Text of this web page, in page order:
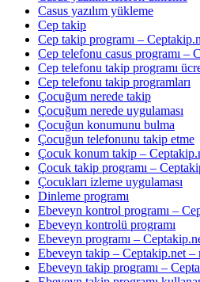
Casus yazılım yükleme
Cep takip
Cep takip programı –
Cep telefonu casus programı –
Cep telefonu takip programı
Cep telefonu takip programları
Çocuğum nerede takip
Çocuğum nerede uygulaması
Çocuğun konumunu bulma
Çocuğun telefonunu takip etme
Çocuk konum takip –
Çocuk takip programı –
Çocukları izleme uygulaması
Dinleme programı
Ebeveyn kontrol programı –
Ebeveyn kontrolü programı
Ebeveyn programı –
Ebeveyn takip – Ceptakip.net
Ebeveyn takip programı –